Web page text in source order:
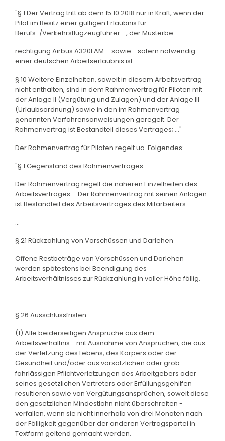
"§ 1 Der Vertrag tritt ab dem 15.10.2018 nur in Kraft, wenn der
Pilot im Besitz einer gültigen Erlaubnis für
Berufs-/Verkehrsflugzeugführer ..., der Musterbe-
rechtigung Airbus A320FAM ... sowie - sofern notwendig -
einer deutschen Arbeitserlaubnis ist. ...
§ 10 Weitere Einzelheiten, soweit in diesem Arbeitsvertrag
nicht enthalten, sind in dem Rahmenvertrag für Piloten mit
der Anlage II (Vergütung und Zulagen) und der Anlage III
(Urlaubsordnung) sowie in den im Rahmenvertrag
genannten Verfahrensanweisungen geregelt. Der
Rahmenvertrag ist Bestandteil dieses Vertrages; ..."
Der Rahmenvertrag für Piloten regelt ua. Folgendes:
"§ 1 Gegenstand des Rahmenvertrages
Der Rahmenvertrag regelt die näheren Einzelheiten des
Arbeitsvertrages ... Der Rahmenvertrag mit seinen Anlagen
ist Bestandteil des Arbeitsvertrages des Mitarbeiters.
...
§ 21 Rückzahlung von Vorschüssen und Darlehen
Offene Restbeträge von Vorschüssen und Darlehen
werden spätestens bei Beendigung des
Arbeitsverhältnisses zur Rückzahlung in voller Höhe fällig.
...
§ 26 Ausschlussfristen
(1) Alle beiderseitigen Ansprüche aus dem
Arbeitsverhältnis - mit Ausnahme von Ansprüchen, die aus
der Verletzung des Lebens, des Körpers oder der
Gesundheit und/oder aus vorsätzlichen oder grob
fahrlässigen Pflichtverletzungen des Arbeitgebers oder
seines gesetzlichen Vertreters oder Erfüllungsgehilfen
resultieren sowie von Vergütungsansprüchen, soweit diese
den gesetzlichen Mindestlohn nicht überschreiten -
verfallen, wenn sie nicht innerhalb von drei Monaten nach
der Fälligkeit gegenüber der anderen Vertragspartei in
Textform geltend gemacht werden.